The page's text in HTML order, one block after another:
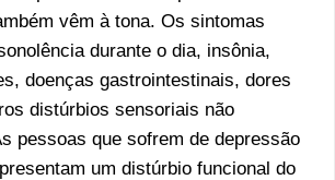
vêm à tona. Os sintomas
durante o dia, insônia,
doenças gastrointestinais, dores
distúrbios sensoriais não
pessoas que sofrem de depressão
um distúrbio funcional do